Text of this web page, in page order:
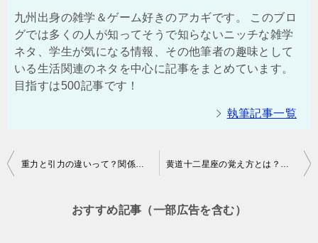
九州出身の雑学＆ゲーム好きのアカギです。 このブロ
グでは多くの人が知ってそうで知らないニッチな雑学
ネタ、学生が気になる情報、その他筆者の趣味として
いる生活関連のネタを中心に記事をまとめています。
目指すは500記事です！
執筆記事一覧
投
重力と引力の違いって？関係性も含めてわかりやすく解説！ 黄道十二星座の覚え方とは？語呂合わせで順番も把握してみよう！
おすすめ記事（一部広告を含む）